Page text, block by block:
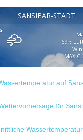
SANSIBAR-STADT
69%
MAX C
auf
für